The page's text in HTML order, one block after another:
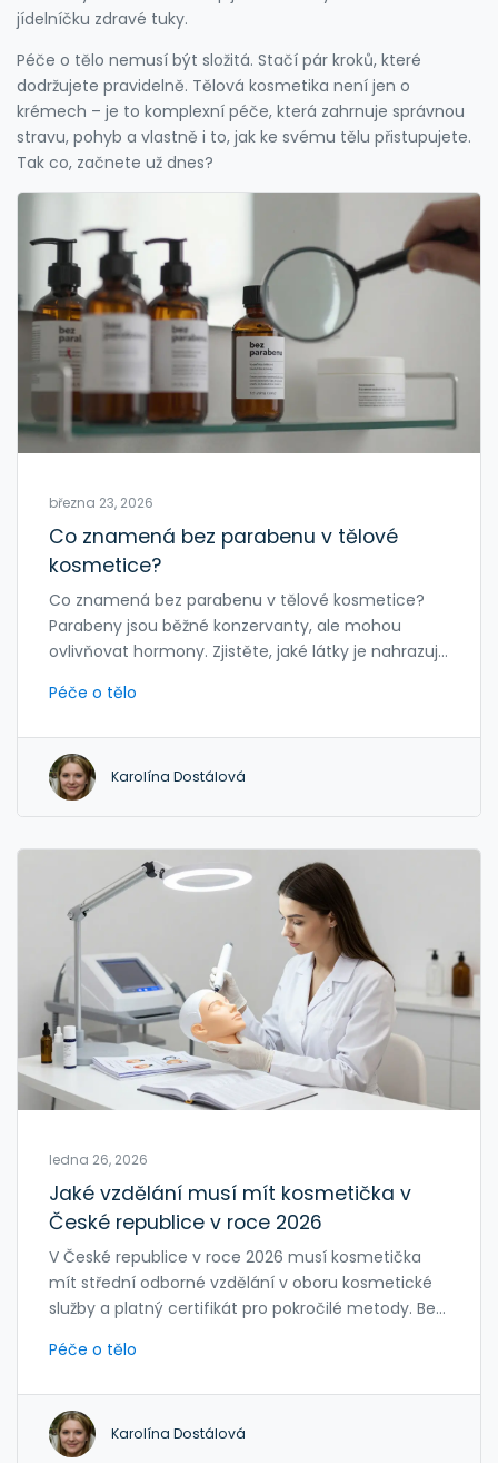
jídelníčku zdravé tuky.
Péče o tělo nemusí být složitá. Stačí pár kroků, které
dodržujete pravidelně. Tělová kosmetika není jen o
krémech – je to komplexní péče, která zahrnuje správnou
stravu, pohyb a vlastně i to, jak ke svému tělu přistupujete.
Tak co, začnete už dnes?
března 23, 2026
Co znamená bez parabenu v tělové
kosmetice?
Co znamená bez parabenu v tělové kosmetice?
Parabeny jsou běžné konzervanty, ale mohou
ovlivňovat hormony. Zjistěte, jaké látky je nahrazují,
produkt.
Péče o tělo
Karolína Dostálová
ledna 26, 2026
Jaké vzdělání musí mít kosmetička v
České republice v roce 2026
V České republice v roce 2026 musí kosmetička
mít střední odborné vzdělání v oboru kosmetické
služby a platný certifikát pro pokročilé metody. Bez
Péče o tělo
Karolína Dostálová